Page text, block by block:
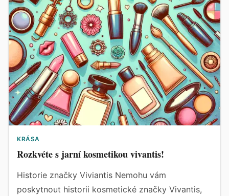
KRÁSA
Rozkvéte s jarní kosmetikou vivantis!
Historie značky Viviantis Nemohu vám
poskytnout historii kosmetické značky Vivantis,